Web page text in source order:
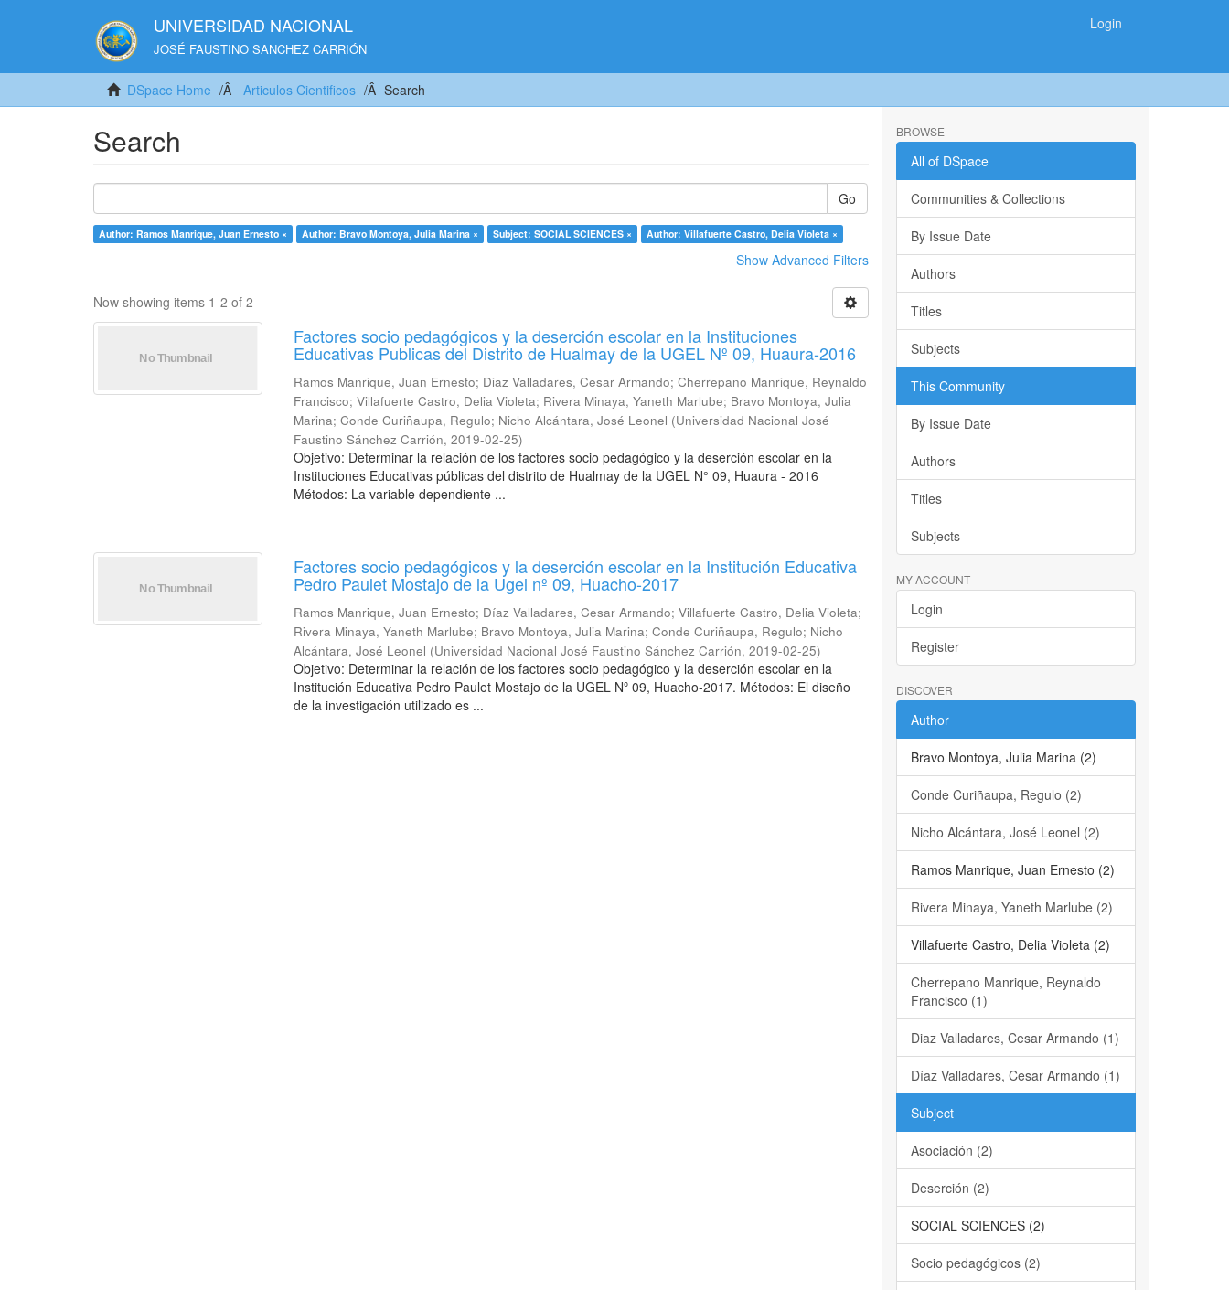
UNIVERSIDAD NACIONAL
JOSÉ FAUSTINO SANCHEZ CARRIÓN
Login
DSpace Home Articulos Cientificos Search
Search
Go
Author: Ramos Manrique, Juan Ernesto × Author: Bravo Montoya, Julia Marina × Subject: SOCIAL SCIENCES × Author: Villafuerte Castro, Delia Violeta ×
Show Advanced Filters
Now showing items 1-2 of 2
Factores socio pedagógicos y la deserción escolar en la Instituciones
Educativas Publicas del Distrito de Hualmay de la UGEL Nº 09, Huaura-2016
Ramos Manrique, Juan Ernesto; Diaz Valladares, Cesar Armando;Cherrepano Manrique, Reynaldo
Francisco;Villafuerte Castro, Delia Violeta; Rivera Minaya, Yaneth Marlube; Bravo Montoya, Julia
Marina;Conde Curiñaupa, Regulo; Nicho Alcántara, José Leonel (Universidad Nacional José
Faustino Sánchez Carrión,2019-02-25)
Objetivo: Determinar la relación de los factores socio pedagógico y la deserción escolar en la
Instituciones Educativas públicas del distrito de Hualmay de la UGEL N° 09, Huaura - 2016
Métodos: La variable dependiente ...
Factores socio pedagógicos y la deserción escolar en la Institución Educativa
Pedro Paulet Mostajo de la Ugel nº 09, Huacho-2017
Ramos Manrique, Juan Ernesto; Díaz Valladares, Cesar Armando;Villafuerte Castro, Delia Violeta;
Rivera Minaya, Yaneth Marlube; Bravo Montoya, Julia Marina;Conde Curiñaupa, Regulo; Nicho
Alcántara, José Leonel (Universidad Nacional José Faustino Sánchez Carrión,2019-02-25)
Objetivo: Determinar la relación de los factores socio pedagógico y la deserción escolar en la
Institución Educativa Pedro Paulet Mostajo de la UGEL Nº 09, Huacho-2017. Métodos: El diseño
de la investigación utilizado es ...
BROWSE
All of DSpace
Communities & Collections
By Issue Date
Authors
Titles
Subjects
This Community
By Issue Date
Authors
Titles
Subjects
MY ACCOUNT
Login
Register
DISCOVER
Author
Bravo Montoya, Julia Marina (2)
Conde Curiñaupa, Regulo (2)
Nicho Alcántara, José Leonel (2)
Ramos Manrique, Juan Ernesto (2)
Rivera Minaya, Yaneth Marlube (2)
Villafuerte Castro, Delia Violeta (2)
Cherrepano Manrique, Reynaldo
Francisco (1)
Diaz Valladares, Cesar Armando (1)
Díaz Valladares, Cesar Armando (1)
Subject
Asociación (2)
Deserción (2)
SOCIAL SCIENCES (2)
Socio pedagógicos (2)